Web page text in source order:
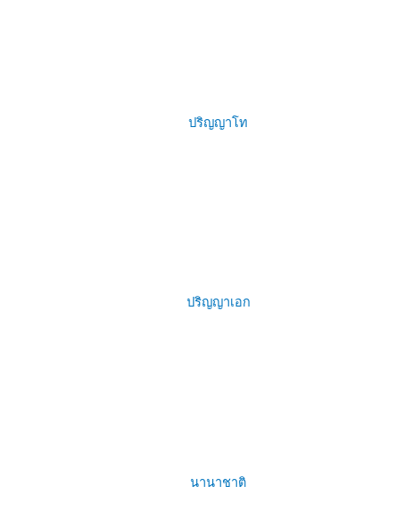
ปริญญาโท
ปริญญาเอก
นานาชาติ